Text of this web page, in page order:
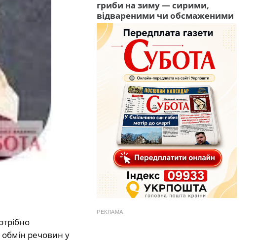
обмін речовин у
гриби на зиму — сирими,
відвареними чи обсмаженими
РЕКЛАМА